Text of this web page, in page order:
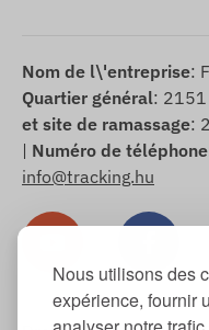
Nous utilisons des
expérience, fournir
Nom de l\'entreprise:
Quartier général: 2151
et site de ramassage:
| Numéro de téléphone
info@tracking.hu